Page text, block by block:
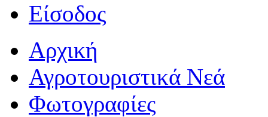
Είσοδος
Αρχική
Αγροτουριστικά Νεά
Φωτογραφίες